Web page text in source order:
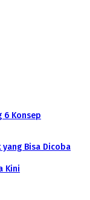
6 Konsep
yang Bisa Dicoba
Kini